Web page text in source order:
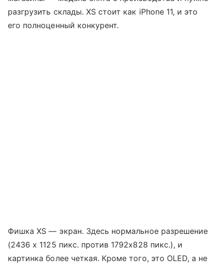
разгрузить склады. XS стоит как iPhone 11, и это
его полноценный конкурент.
Фишка XS — экран. Здесь нормальное разрешение
(2436 x 1125 пикс. против 1792x828 пикс.), и
картинка более четкая. Кроме того, это OLED, а не